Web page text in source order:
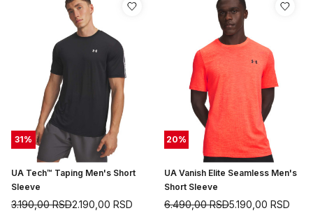
31%
UA Tech™ Taping Men's Short
Sleeve
2.190,00 RSD
3.190,00RSD
20%
UA Vanish Elite Seamless Men's
Short Sleeve
5.190,00 RSD
6.490,00RSD